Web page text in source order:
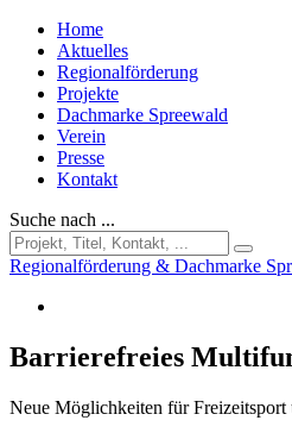
Home
Aktuelles
Regionalförderung
Projekte
Dachmarke Spreewald
Verein
Presse
Kontakt
Suche nach ...
Regionalförderung & Dachmarke
Barrierefreies
Neue Möglichkeiten für Freizeitsport